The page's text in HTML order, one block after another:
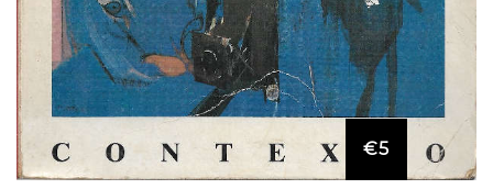
€5